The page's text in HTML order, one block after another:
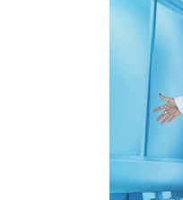
ESPLORA
Chi